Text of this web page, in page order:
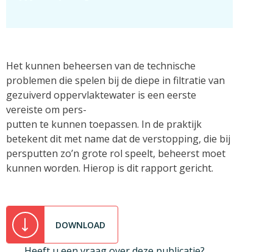
Het kunnen beheersen van de technische
problemen die spelen bij de diepe in filtratie van
gezuiverd oppervlaktewater is een eerste
vereiste om pers-
putten te kunnen toepassen. In de praktijk
betekent dit met name dat de verstopping, die bij
persputten zo’n grote rol speelt, beheerst moet
kunnen worden. Hierop is dit rapport gericht.
DOWNLOAD